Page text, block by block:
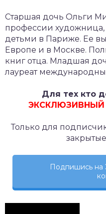
Старшая дочь Ольги
профессии
детьми в Париже. Ее
Европе и в Москве.
книг отца. Младшая
лауреат
Для тех кто
ЭКСКЛЮЗИВНЫЙ
Только для
Подпишись